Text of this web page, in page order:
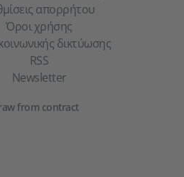
απορρήτου
Όροι χρήσης
δικτύωσης
RSS
Newsletter
from contract